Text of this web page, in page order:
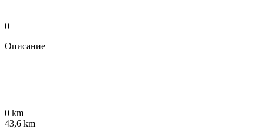
0
Описание
0 km
43,6 km